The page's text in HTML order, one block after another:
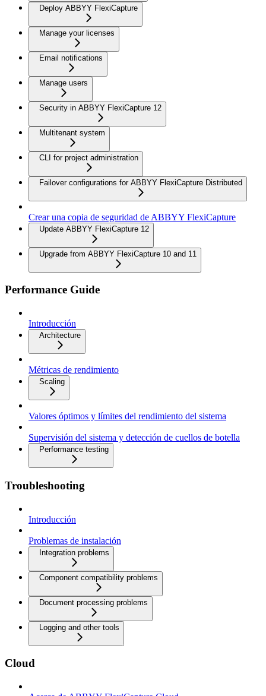
Deploy ABBYY FlexiCapture
Manage your licenses
Email notifications
Manage users
Security in ABBYY FlexiCapture 12
Multitenant system
CLI for project administration
Failover configurations for ABBYY FlexiCapture Distributed
Crear una copia de seguridad de ABBYY FlexiCapture
Update ABBYY FlexiCapture 12
Upgrade from ABBYY FlexiCapture 10 and 11
Performance Guide
Introducción
Architecture
Métricas de rendimiento
Scaling
Valores óptimos y límites del rendimiento del sistema
Supervisión del sistema y detección de cuellos de botella
Performance testing
Troubleshooting
Introducción
Problemas de instalación
Integration problems
Component compatibility problems
Document processing problems
Logging and other tools
Cloud